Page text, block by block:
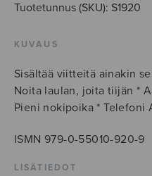
Tuotetunnus (SKU): S1920
KUVAUS
Sisältää viitteitä ainakin
Noita laulan, joita tiijän *
Pieni nokipoika * Telefoni
ISMN 979-0-55010-920-9
LISÄTIEDOT